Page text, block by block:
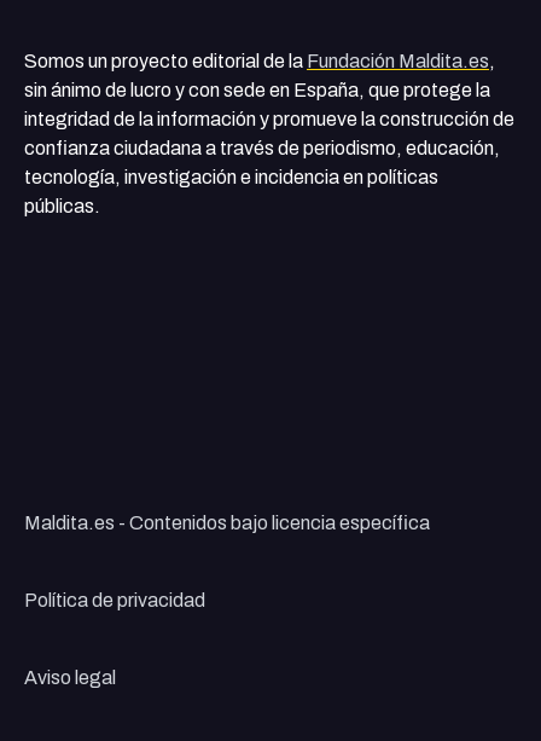
Somos un proyecto editorial de la Fundación Maldita.es,
sin ánimo de lucro y con sede en España, que protege la
integridad de la información y promueve la construcción de
confianza ciudadana a través de periodismo, educación,
tecnología, investigación e incidencia en políticas
públicas.
Maldita.es - Contenidos bajo licencia específica
Política de privacidad
Aviso legal